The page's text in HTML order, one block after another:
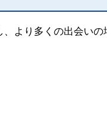
より多くの出会い